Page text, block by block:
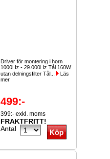
Driver för montering i horn
1000Hz - 29.000Hz Tål 160W
utan delningsfilter Tål...
Läs
mer
499:-
399:- exkl. moms
FRAKTFRITT!
Antal